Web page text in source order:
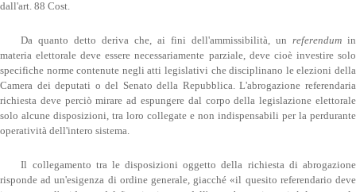
dall'art. 88 Cost.
Da quanto detto deriva che, ai fini dell'ammissibilità, unreferendum in
materia elettorale deve essere necessariamente parziale, deve cioè investire solo
specifiche norme contenute negli atti legislativi che disciplinano le elezioni della
Camera dei deputati o del Senato della Repubblica. L'abrogazione referendaria
richiesta deve perciò mirare ad espungere dal corpo della legislazione elettorale
solo alcune disposizioni, tra loro collegate e non indispensabili per la perdurante
operatività dell'intero sistema.
Il collegamento tra le disposizioni oggetto della richiesta di abrogazione
risponde ad un'esigenza di ordine generale, giacché «il quesito referendario deve